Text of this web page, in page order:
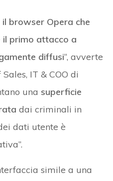
il browser Opera che
il primo attacco a
diffusi“, avverte
IT & COO di
una superficie
dai criminali in
dati utente è
simile a una